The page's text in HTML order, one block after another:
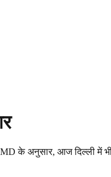
के अनुसार, आज दिल्ली में